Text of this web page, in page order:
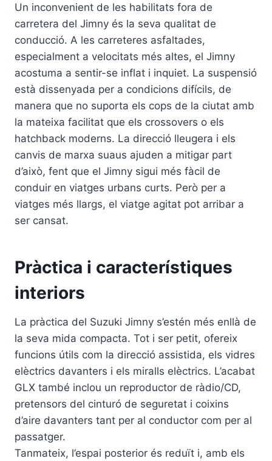
Un inconvenient de les habilitats fora de
carretera del Jimny és la seva qualitat de
conducció. A les carreteres asfaltades,
especialment a velocitats més altes, el Jimny
acostuma a sentir-se inflat i inquiet. La suspensió
està dissenyada per a condicions difícils, de
manera que no suporta els cops de la ciutat amb
la mateixa facilitat que els crossovers o els
hatchback moderns. La direcció lleugera i els
canvis de marxa suaus ajuden a mitigar part
d’això, fent que el Jimny sigui més fàcil de
conduir en viatges urbans curts. Però per a
viatges més llargs, el viatge agitat pot arribar a
ser cansat.
Pràctica i característiques
interiors
La pràctica del Suzuki Jimny s’estén més enllà de
la seva mida compacta. Tot i ser petit, ofereix
funcions útils com la direcció assistida, els vidres
elèctrics davanters i els miralls elèctrics. L’acabat
GLX també inclou un reproductor de ràdio/CD,
pretensors del cinturó de seguretat i coixins
d’aire davanters tant per al conductor com per al
passatger.
Tanmateix, l’espai posterior és reduït i, amb els